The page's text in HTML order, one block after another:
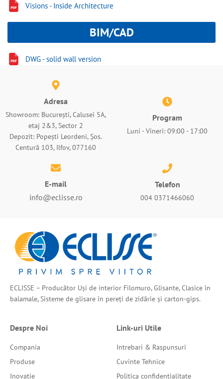
Visions - Inside Architecture
BIM/CAD
DWG - solid wall version
Adresa
Showroom: București, Calusei 5A,
etaj 2&3, Sector 2
Depozit: Popești Leordeni, Șos.
Centură 103, Ilfov, 077160
Program
Luni - Vineri: 09:00 - 17:00
E-mail
info@eclisse.ro
Telefon
004 0371466060
ECLISSE – Producător Uși de interior Filomuro, Glisante, Clasice în
balamale, Sisteme de glisare în pereți de zidărie și carton-gips.
Despre Noi
Compania
Produse
Inovatie
Link-uri Utile
Intrebari & Raspunsuri
Cuvinte Tehnice
Politica confidentialitate